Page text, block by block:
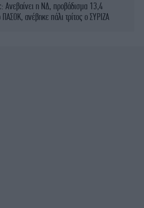
Ανεβαίνει η ΝΔ, προβάδισμα 13,4
ανέβηκε πάλι τρίτος ο ΣΥΡΙΖΑ